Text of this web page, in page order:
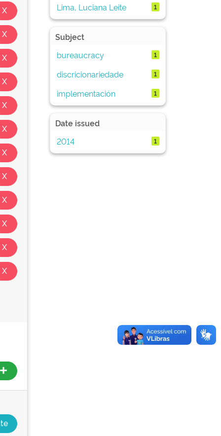
Lima, Luciana Leite 1
Subject
bureaucracy
1
discricionariedade 1
implementación 1
Date issued
2014
1